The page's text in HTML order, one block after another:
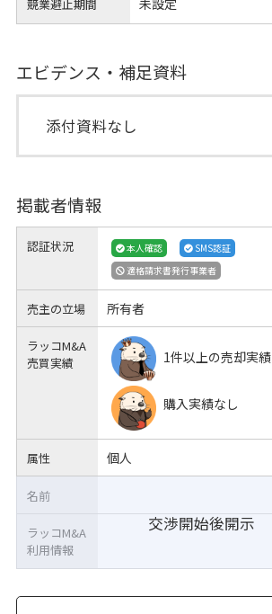
競業避止期間 未設定
エビデンス・補足資料
添付資料なし
掲載者情報
認証状況 本人確認
SMS認証
適格請求書発行事業者
売主の立場 所有者
ラッコM&A
売買実績
1件以上の売却実績
購入実績なし
属性 個人
交渉開始後開示
名前
ラッコM&A
利用情報